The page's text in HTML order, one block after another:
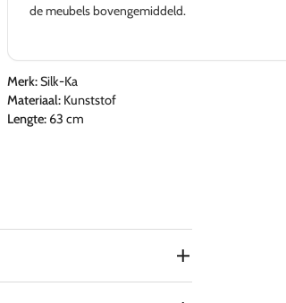
de meubels bovengemiddeld.
Merk:Silk-Ka
Materiaal: Kunststof
Lengte: 63 cm